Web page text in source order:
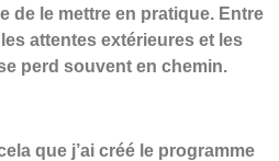
de le mettre en pratique. Entre
attentes extérieures et les
perd souvent en chemin.
que j’ai créé le programme